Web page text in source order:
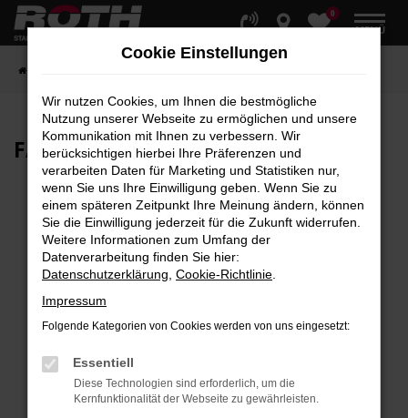
Zum
Hauptinhalt
0
MENÜ
FAHRZEUG-SHOWROOM
Fehler: Network Error
Beim Laden ist ein Fehler aufgetreten.
Hier sind ein paar Tipps, die dir helfen können:
Überprüfe deine Firewall und deine
Laden andere Webseiten, zum Beispiel deine
Suchmaschine?
Prüfe deine Browsererweiterungen.
Cookie Einstellungen
Wir nutzen Cookies, um Ihnen die bestmögliche
Nutzung unserer Webseite zu ermöglichen und unsere
Kommunikation mit Ihnen zu verbessern. Wir
berücksichtigen hierbei Ihre Präferenzen und
verarbeiten Daten für Marketing und Statistiken nur,
wenn Sie uns Ihre Einwilligung geben. Wenn Sie zu
einem späteren Zeitpunkt Ihre Meinung ändern, können
Sie die Einwilligung jederzeit für die Zukunft widerrufen.
Weitere Informationen zum Umfang der
Datenverarbeitung finden Sie hier:
Datenschutzerklärung Cookie-Richtlinie
Impressum
Folgende Kategorien von Cookies werden von uns eingesetzt:
Essentiell
Diese Technologien sind erforderlich, um die
Kernfunktionalität der Webseite zu gewährleisten.